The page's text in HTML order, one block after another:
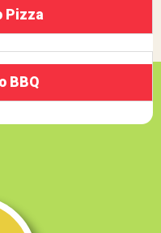
Pizza
BBQ